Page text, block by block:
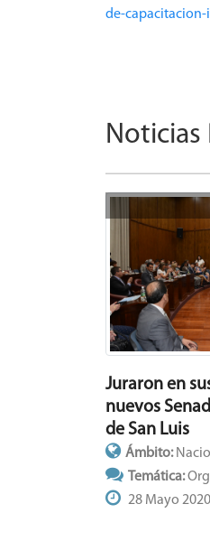
de-
Noticias
Juraron en
nuevos
de San Luis
Ámbito:
Temática:
28 Mayo 2020